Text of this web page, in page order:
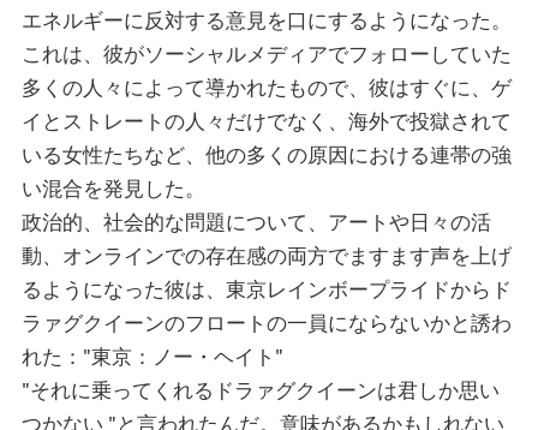
エネルギーに反対する意見を口にするようになった。
これは、彼がソーシャルメディアでフォローしていた
多くの人々によって導かれたもので、彼はすぐに、ゲ
イとストレートの人々だけでなく、海外で投獄されて
いる女性たちなど、他の多くの原因における連帯の強
い混合を発見した。
政治的、社会的な問題について、アートや日々の活
動、オンラインでの存在感の両方でますます声を上げ
るようになった彼は、東京レインボープライドからド
ラァグクイーンのフロートの一員にならないかと誘わ
れた："東京：ノー・ヘイト"
"それに乗ってくれるドラァグクイーンは君しか思い
つかない "と言われたんだ。意味があるかもしれない